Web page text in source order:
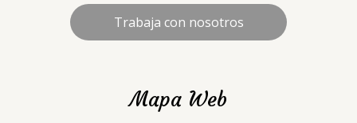
Trabaja con nosotros
Mapa Web